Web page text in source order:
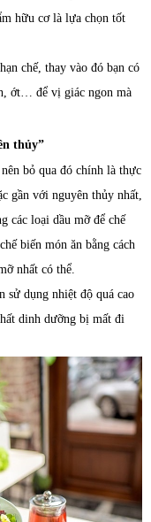
hữu cơ là lựa chọn tốt
chế, thay vào đó bạn có
ớt… để vị giác ngon mà
thủy”
bỏ qua đó chính là thực
gần với nguyên thủy nhất,
các loại dầu mỡ để chế
biến món ăn bằng cách
nhất có thể.
sử dụng nhiệt độ quá cao
dinh dưỡng bị mất đi